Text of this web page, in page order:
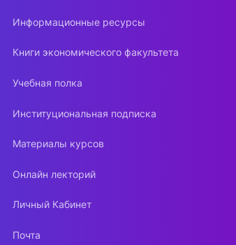
Информационные ресурсы
Книги экономического факультета
Учебная полка
Институциональная подписка
Материалы курсов
Онлайн лекторий
Личный Кабинет
Почта